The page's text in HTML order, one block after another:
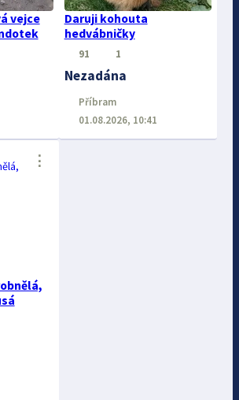
vejce
Daruji kohouta
hedvábničky
91 1
Nezadána
Příbram
01.08.2026, 10:41
⋮